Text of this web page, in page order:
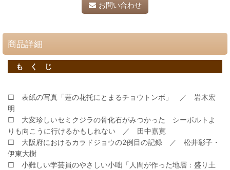
お問い合わせ
商品詳細
も く じ
□ 表紙の写真「蓮の花托にとまるチョウトンボ」 ／ 岩木宏
明
□ 大変珍しいセミクジラの骨化石がみつかった シーボルトよ
りも向こうに行けるかもしれない ／ 田中嘉寛
□ 大阪府におけるカラドジョウの2例目の記録 ／ 松井彰子・
伊東大樹
□ 小難しい学芸員のやさしい小咄「人間が作った地層：盛り土